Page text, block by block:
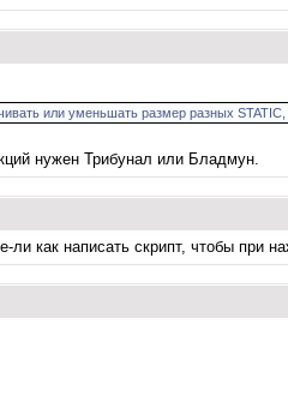
или уменьшать размер разных
нужен Трибунал или Бладмун.
ли как написать скрипт, чтобы